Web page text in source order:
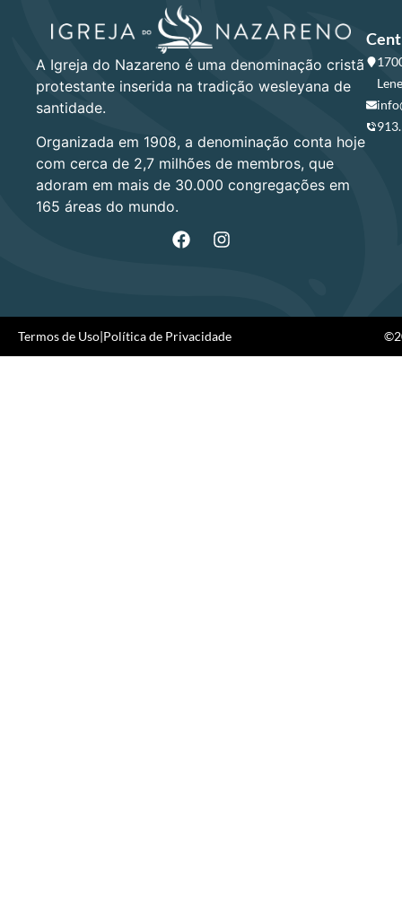
A Igreja do Nazareno é uma denominação cristã
protestante inserida na tradição wesleyana de
santidade.
Organizada em 1908, a denominação conta hoje
com cerca de 2,7 milhões de membros, que
adoram em mais de 30.000 congregações em
165 áreas do mundo.
Termos de Uso|Política de Privacidade